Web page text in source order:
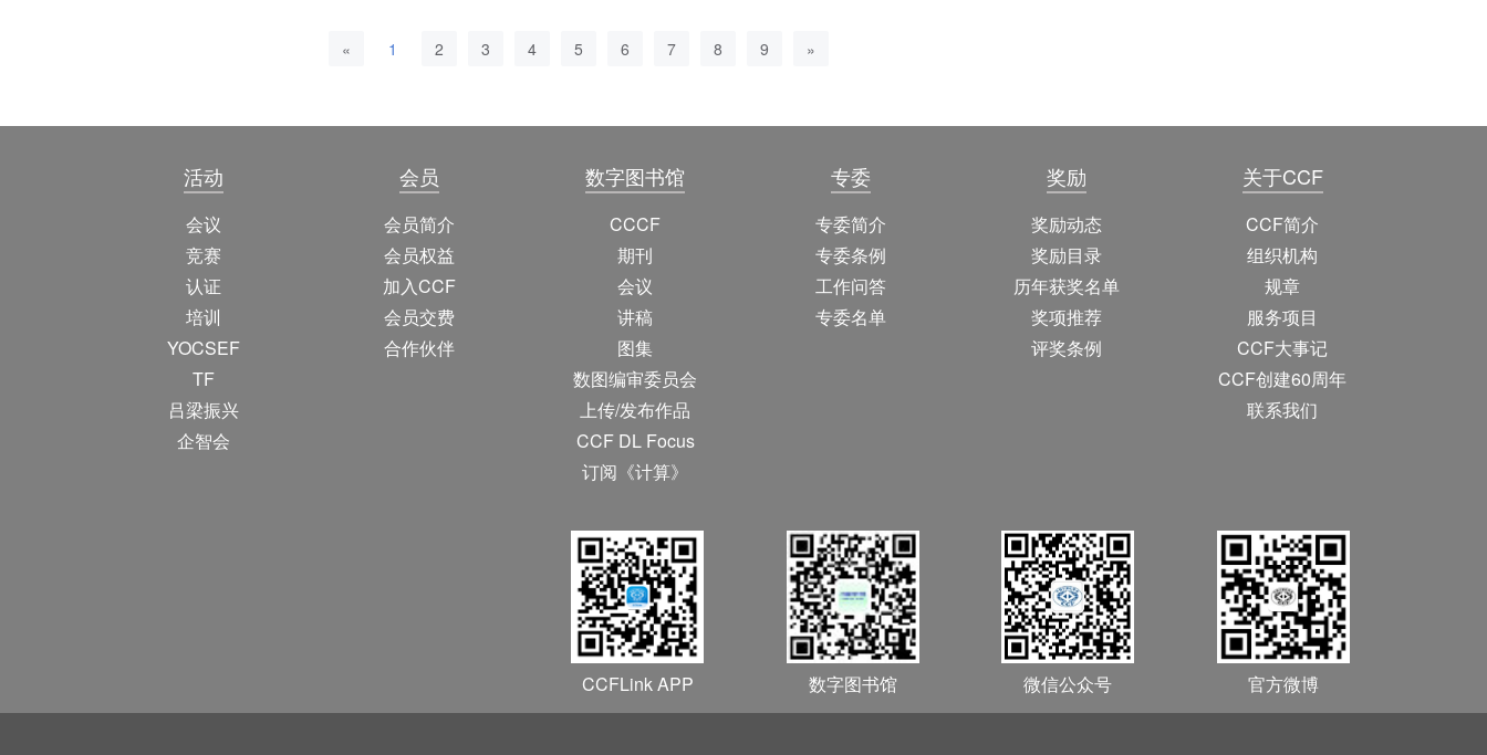
« 1 2 3 4 5 6 7 8 9 »
活动
会议
竞赛
认证
培训
YOCSEF
TF
吕梁振兴
企智会
会员
会员简介
会员权益
加入CCF
会员交费
合作伙伴
数字图书馆
CCCF
期刊
会议
讲稿
图集
数图编审委员会
上传/发布作品
CCF DL Focus
订阅《计算》
专委
专委简介
专委条例
工作问答
专委名单
奖励
奖励动态
奖励目录
历年获奖名单
奖项推荐
评奖条例
关于CCF
CCF简介
组织机构
规章
服务项目
CCF大事记
CCF创建60周年
联系我们
CCFLink APP 数字图书馆 微信公众号 官方微博